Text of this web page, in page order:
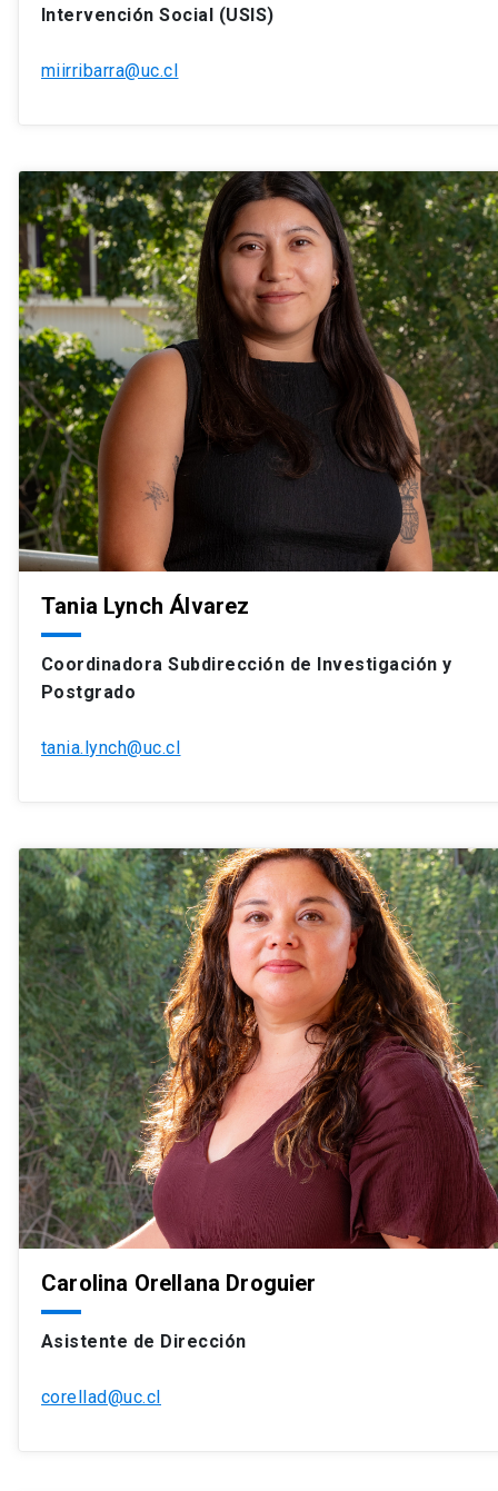
Intervención Social (USIS)
miirribarra@uc.cl
Tania Lynch Álvarez
Coordinadora Subdirección de Investigación y
Postgrado
tania.lynch@uc.cl
Carolina Orellana Droguier
Asistente de Dirección
corellad@uc.cl